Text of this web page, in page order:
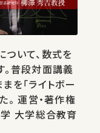
いて、数式を
普段対面講義
を「ライトボー
作権
学 大学総合教育